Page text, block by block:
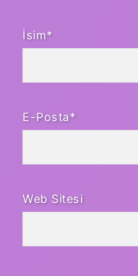
İsim*
E-Posta*
Web Sitesi